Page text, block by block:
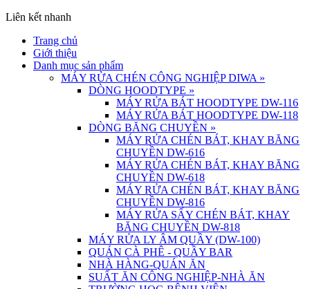
Liên kết nhanh
Trang chủ
Giới thiệu
Danh mục sản phẩm
MÁY RỬA CHÉN CÔNG NGHIỆP DIWA »
DÒNG HOODTYPE »
MÁY RỬA BÁT HOODTYPE DW-116
MÁY RỬA BÁT HOODTYPE DW-118
DÒNG BĂNG CHUYỀN »
MÁY RỬA CHÉN BÁT, KHAY BĂNG
CHUYỀN DW-616
MÁY RỬA CHÉN BÁT, KHAY BĂNG
CHUYỀN DW-618
MÁY RỬA CHÉN BÁT, KHAY BĂNG
CHUYỀN DW-816
MÁY RỬA SẤY CHÉN BÁT, KHAY
BĂNG CHUYỀN DW-818
MÁY RỬA LY ÂM QUẦY (DW-100)
QUÁN CÀ PHÊ - QUẦY BAR
NHÀ HÀNG-QUÁN ĂN
SUẤT ĂN CÔNG NGHIỆP-NHÀ ĂN